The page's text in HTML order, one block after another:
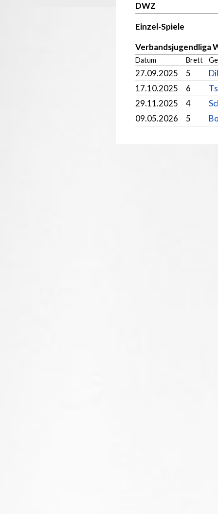
DWZ
Einzel-Spiele
Verbandsjugendliga
Datum Brett
27.09.2025 5
17.10.2025
6
29.11.2025
4
09.05.2026
5